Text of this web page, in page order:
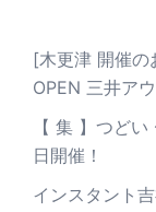
[木更津 開催
OPEN 三井ア
【 集 】つど
日開催！
インスタント